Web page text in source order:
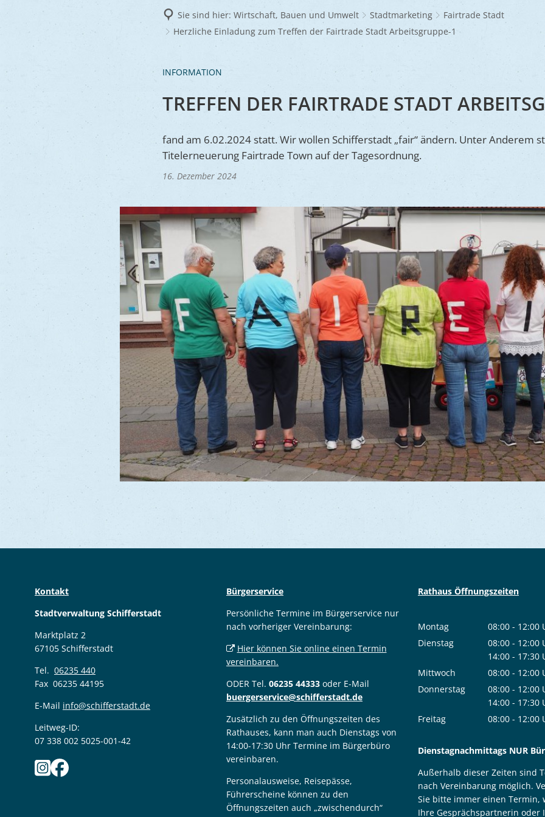
Zucht- und Tierschutz
Laden
Frühlingsmarkt
Kunsthandwerkermarkt
Waldfriedhof
Ukraine Wir als Arbeitgeber
Sie sind hier: Wirtschaft, Bauen und Umwelt Stadtmarketing
Fairtrade Stadt
Herzliche Einladung zum Treffen der Fairtrade Stadt Arbeitsgruppe-1
INFORMATION
TREFFEN DER FAIRTRADE STADT
fand am 6.02.2024 statt. Wir wollen Schifferstadt „fair“ ändern. Unter Anderem
Titelerneuerung Fairtrade Town auf der Tagesordnung.
16. Dezember 2024
Kontakt
Stadtverwaltung Schifferstadt
Marktplatz 2
67105 Schifferstadt
Tel. 06235 440
Fax 06235 44195
E-Mail info@schifferstadt.de
Leitweg-ID:
07 338 002 5025-001-42
Bürgerservice
Persönliche Termine im Bürgerservice nur
nach vorheriger Vereinbarung:
Hier können Sie online einen Termin
vereinbaren.
ODER Tel. 06235 44333 oder E-Mail
buergerservice@schifferstadt.de
Zusätzlich zu den Öffnungszeiten des
Rathauses, kann man auch Dienstags von
14:00-17:30 Uhr Termine im Bürgerbüro
vereinbaren.
Personalausweise, Reisepässe,
Führerscheine können zu den
Öffnungszeiten auch „zwischendurch“
Rathaus Öffnungszeiten
Montag 08:00 - 12:00
Von 08:00 bis
Dienstag 08:00 - 12:00
Von 08:00 bis
14:00 - 17:30
Von 14:00 bis
Mittwoch 08:00 - 12:00
Von 08:00 bis
Donnerstag 08:00 - 12:00
Von 08:00 bis
14:00 - 17:30
Von 14:00 bis
Freitag 08:00 - 12:00
Dienstagnachmittags NUR
Außerhalb dieser Zeiten sind
nach Vereinbarung möglich.
Sie bitte immer einen Termin,
Ihre Gesprächspartnerin oder